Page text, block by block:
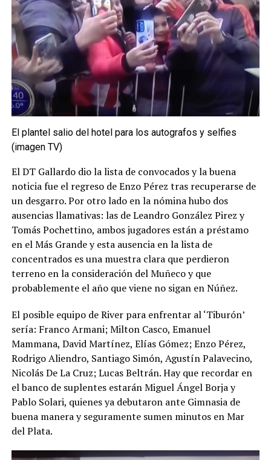
El plantel salio del hotel para los autografos y selfies
(imagen TV)
El DT Gallardo dio la lista de convocados y la buena
noticia fue el regreso de Enzo Pérez tras recuperarse de
un desgarro. Por otro lado en la nómina hubo dos
ausencias llamativas: las de Leandro González Pirez y
Tomás Pochettino, ambos jugadores están a préstamo
en el Más Grande y esta ausencia en la lista de
concentrados es una muestra clara que perdieron
terreno en la consideración del Muñeco y que
probablemente el año que viene no sigan en Núñez.
El posible equipo de River para enfrentar al ‘Tiburón’
sería: Franco Armani; Milton Casco, Emanuel
Mammana, David Martínez, Elías Gómez; Enzo Pérez,
Rodrigo Aliendro, Santiago Simón, Agustín Palavecino,
Nicolás De La Cruz; Lucas Beltrán. Hay que recordar en
el banco de suplentes estarán Miguel Ángel Borja y
Pablo Solari, quienes ya debutaron ante Gimnasia de
buena manera y seguramente sumen minutos en Mar
del Plata.